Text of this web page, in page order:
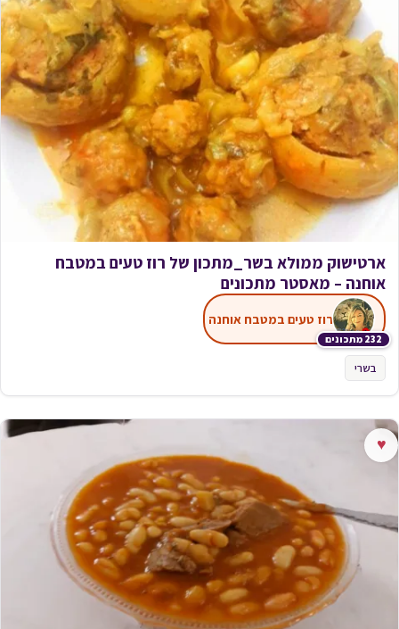
ארטישוק ממולא בשר_מתכון של רוז טעים במטבח
אוחנה – מאסטר מתכונים
232 מתכונים
רוז טעים במטבח אוחנה
בשרי
♥